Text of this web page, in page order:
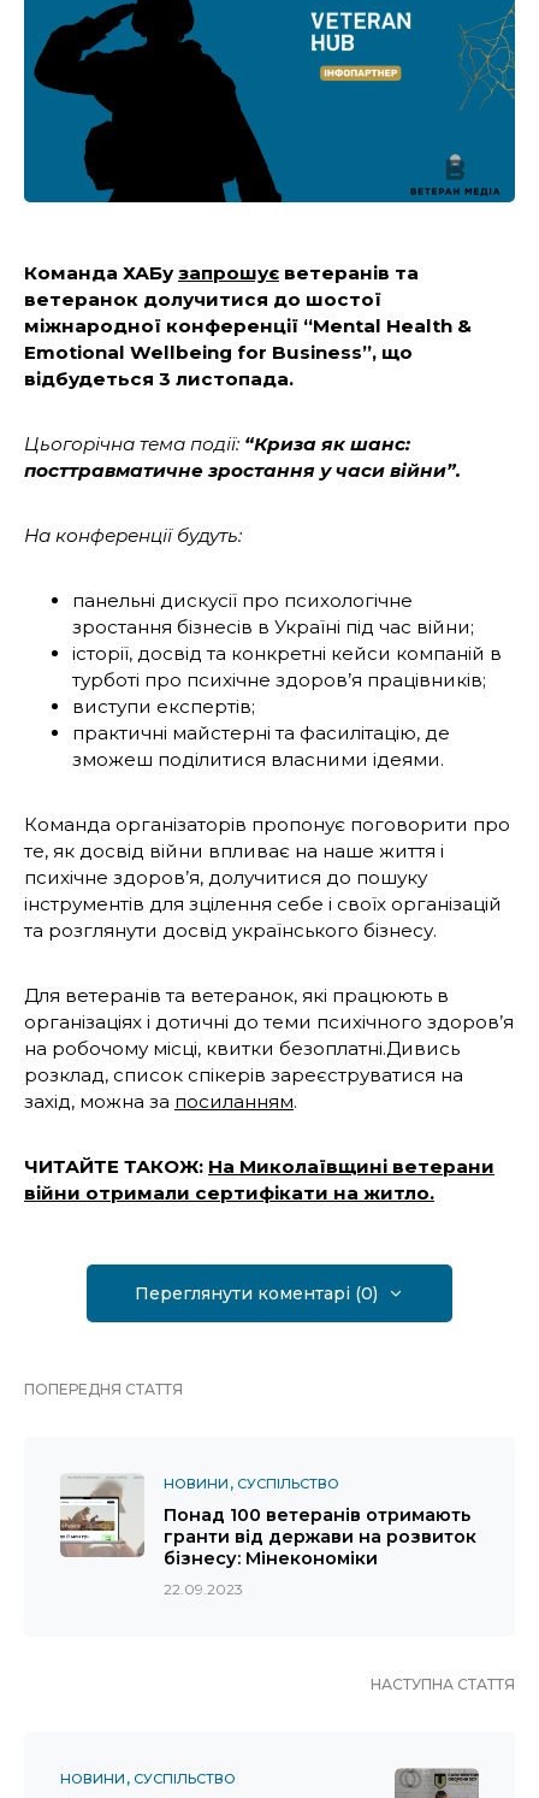
Команда ХАБузапрошує ветеранів та
ветеранок долучитися до шостої
міжнародної конференції “Mental Health &
Emotional Wellbeing for Business”, що
відбудеться 3 листопада.
Цьогорічна тема події: “Криза як шанс:
посттравматичне зростання у часи війни”.
На конференції будуть:
панельні дискусії про психологічне
зростання бізнесів в Україні під час війни;
історії, досвід та конкретні кейси компаній в
турботі про психічне здоров’я працівників;
виступи експертів;
практичні майстерні та фасилітацію, де
зможеш поділитися власними ідеями.
Команда організаторів пропонує поговорити про
те, як досвід війни впливає на наше життя і
психічне здоров’я, долучитися до пошуку
інструментів для зцілення себе і своїх організацій
та розглянути досвід українського бізнесу.
Для ветеранів та ветеранок, які працюють в
організаціях і дотичні до теми психічного здоров’я
на робочому місці, квитки безоплатні.Дивись
розклад, список спікерів зареєструватися на
захід, можна за посиланням.
ЧИТАЙТЕ ТАКОЖ: На Миколаївщині ветерани
війни отримали сертифікати на житло.
Переглянути коментарі (0)
ПОПЕРЕДНЯ СТАТТЯ
НОВИНИ СУСПІЛЬСТВО
Понад 100 ветеранів отримають
гранти від держави на розвиток
бізнесу: Мінекономіки
22.09.2023
НАСТУПНА СТАТТЯ
НОВИНИ СУСПІЛЬСТВО